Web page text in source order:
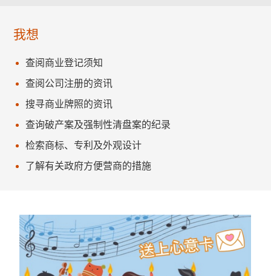
我想
查阅商业登记须知
查阅公司注册的资讯
搜寻商业牌照的资讯
查询破产案及强制性清盘案的纪录
检索商标、专利及外观设计
了解有关政府方便营商的措施